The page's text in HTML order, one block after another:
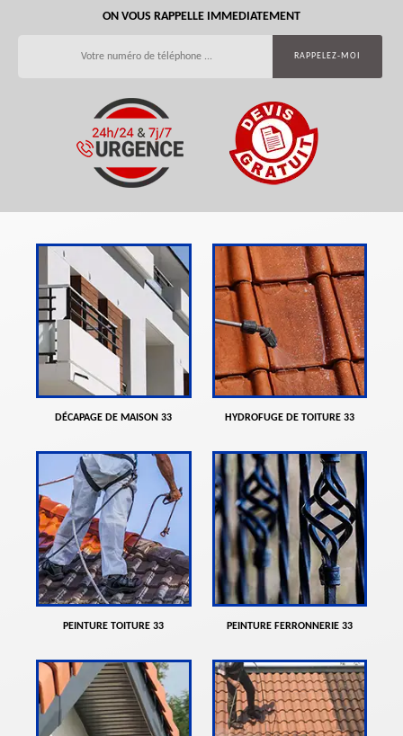
ON VOUS RAPPELLE IMMEDIATEMENT
DÉCAPAGE DE MAISON 33 HYDROFUGE DE TOITURE 33
PEINTURE TOITURE 33 PEINTURE FERRONNERIE 33